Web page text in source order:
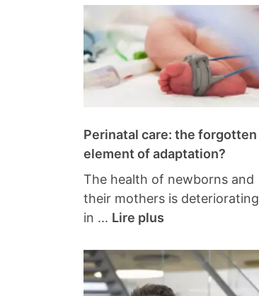
Perinatal care: the forgotten
element of adaptation?
The health of newborns and
their mothers is deteriorating
in ... Lire plus